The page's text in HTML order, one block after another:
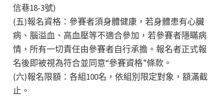
信巷18-3號)
(五)報名資格：參賽者須身體健康，若身體患有心臟
病、腦溢血、高血壓等不適合參加，若參賽者隱瞞病
情，所有一切責任由參賽者自行承擔。報名者正式報
名後即被視為符合並同意“參賽資格”條款。
(六)報名限額：各組100名，依組別限定對象，額滿截
止。